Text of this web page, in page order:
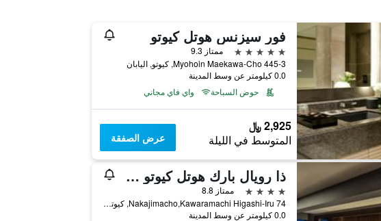
فور سيزنس هوتل كيوتو
5 نجوم
ممتاز 9.3
445-3 Myohoin Maekawa-Cho, كيوتو, اليابان
0.0 كيلومتر عن وسط المدينة
حوض السباحة
واي فاي مجاني
2,925 ﷼
المتوسط في الليلة عرض الصفقة
ذا رويال بارك هوتل كيوتو سانجو
4 نجوم
ممتاز 8.8
74 Nakajimacho,Kawaramachi Higashi-Iru, كيوتو, اليابان
0.0 كيلومتر عن وسط المدينة